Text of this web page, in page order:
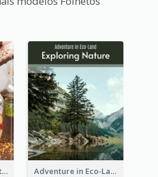
Empowering Patients through Health Literacy Adventure in Eco-Land